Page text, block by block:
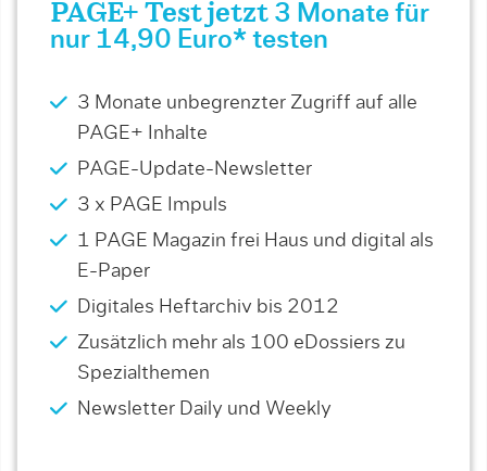
PAGE+ Test jetzt 3 Monate für
nur 14,90 Euro* testen
3 Monate unbegrenzter Zugriff auf alle
PAGE+ Inhalte
PAGE-Update-Newsletter
3 x PAGE Impuls
1 PAGE Magazin frei Haus und digital als
E-Paper
Digitales Heftarchiv bis 2012
Zusätzlich mehr als 100 eDossiers zu
Spezialthemen
Newsletter Daily und Weekly